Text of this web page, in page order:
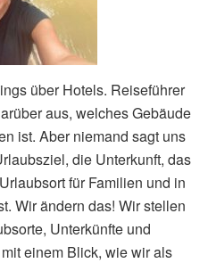
über Hotels. Reiseführer
aus, welches Gebäude
ist. Aber niemand sagt uns
die Unterkunft, das
für Familien und in
Wir ändern das! Wir stellen
Unterkünfte und
einem Blick, wie wir als